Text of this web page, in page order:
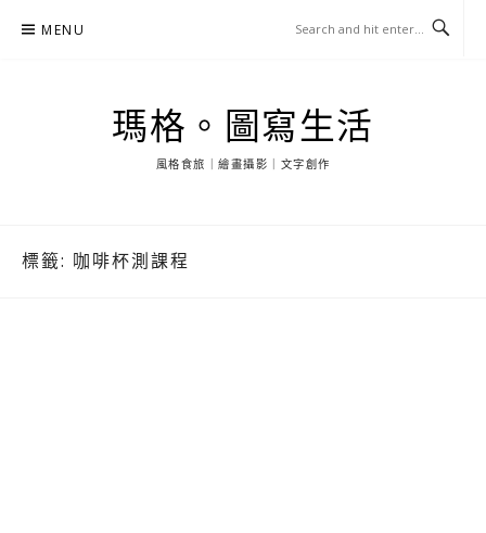
MENU
瑪格。圖寫生活
風格食旅｜繪畫攝影｜文字創作
標籤: 咖啡杯測課程